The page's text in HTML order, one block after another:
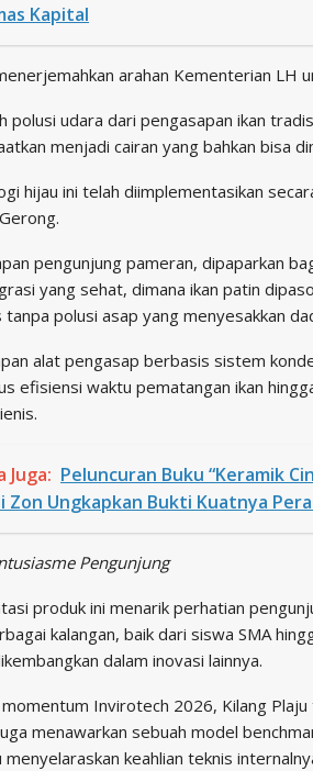
Kapital
arahan Kementerian LH
polusi udara dari pengasapan ikan
menjadi cairan yang bahkan bisa
hijau ini telah diimplementasikan
pengunjung pameran, dipaparkan
yang sehat, dimana ikan patin
tanpa polusi asap yang menyesakkan
alat pengasap berbasis sistem
efisiensi waktu pematangan ikan
Juga: Peluncuran Buku “Keramik
Zon Ungkapkan Bukti Kuatnya
Pengunjung
produk ini menarik perhatian
kalangan, baik dari siswa SMA
dalam inovasi lainnya.
momentum Invirotech 2026, Kilang
menawarkan sebuah model
menyelaraskan keahlian teknis